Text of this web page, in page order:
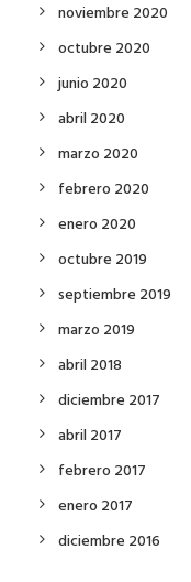
noviembre 2020
octubre 2020
junio 2020
abril 2020
marzo 2020
febrero 2020
enero 2020
octubre 2019
septiembre 2019
marzo 2019
abril 2018
diciembre 2017
abril 2017
febrero 2017
enero 2017
diciembre 2016